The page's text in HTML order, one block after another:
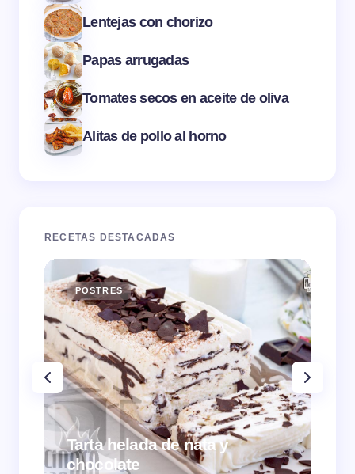
Lentejas con chorizo
Papas arrugadas
Tomates secos en aceite de oliva
Alitas de pollo al horno
RECETAS DESTACADAS
POSTRES
Tarta helada de nata y
chocolate